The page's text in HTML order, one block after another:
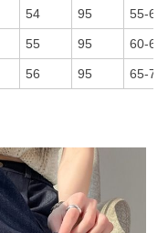
54 95 55-60
55 95 60-65
56 95 65-70